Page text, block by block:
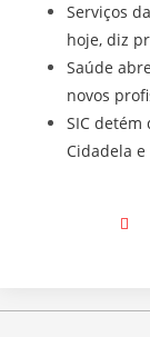
Serviços
hoje, diz
Saúde
novos
SIC detém
Cidadela